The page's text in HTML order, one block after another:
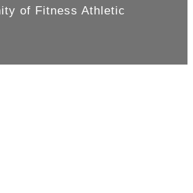
of Fitness Athletic